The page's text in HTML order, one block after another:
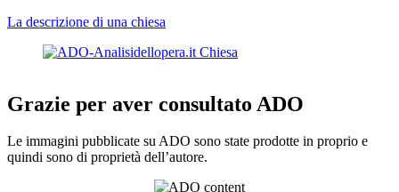
La descrizione di una chiesa
Grazie per aver consultato ADO
Le immagini pubblicate su ADO sono state prodotte in proprio e
quindi sono di proprietà dell’autore.